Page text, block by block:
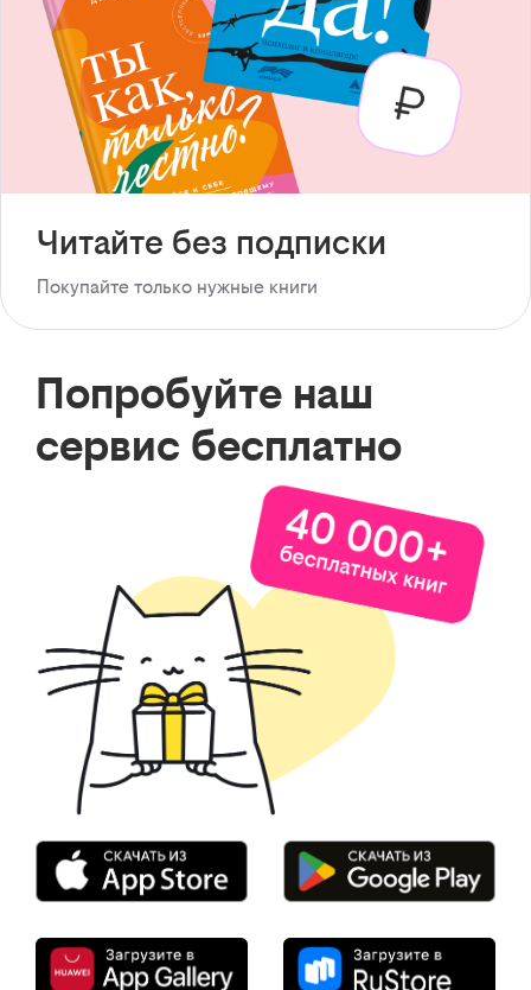
Читайте без подписки
Покупайте только нужные книги
Попробуйте наш
сервис бесплатно